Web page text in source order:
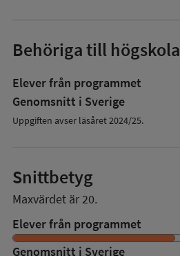
Behöriga till högskola
Elever från programmet
Genomsnitt i Sverige
Uppgiften avser läsåret 2024/25.
Snittbetyg
Maxvärdet är 20.
Elever från programmet
Genomsnitt i Sverige